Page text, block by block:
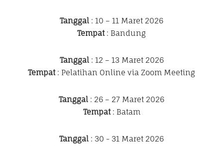
Tanggal : 10 – 11 Maret 2026
Tempat: Bandung
Tanggal: 12 – 13 Maret 2026
Tempat: Pelatihan Online via Zoom Meeting
Tanggal : 26 – 27 Maret 2026
Tempat: Batam
Tanggal : 30 - 31 Maret 2026